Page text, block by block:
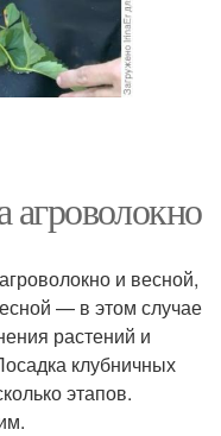
агроволокно
и весной,
— в этом случае
растений и
клубничных
этапов.